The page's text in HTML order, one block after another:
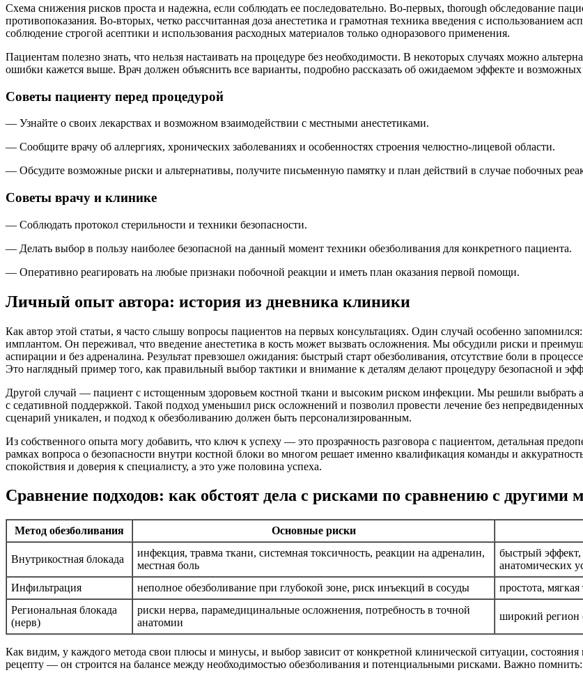
Схема снижения рисков проста и надежна, если соблюдать ее последовательно. Во-первых, thorough обследование
противопоказания. Во-вторых, четко рассчитанная доза анестетика и грамотная техника введения с использованием
соблюдение строгой асептики и использования расходных материалов только одноразового применения.
Пациентам полезно знать, что нельзя настаивать на процедуре без необходимости. В некоторых случаях можно
ошибки кажется выше. Врач должен объяснить все варианты, подробно рассказать об ожидаемом эффекте и
Советы пациенту перед процедурой
— Узнайте о своих лекарствах и возможном взаимодействии с местными анестетиками.
— Сообщите врачу об аллергиях, хронических заболеваниях и особенностях строения челюстно-лицевой области.
— Обсудите возможные риски и альтернативы, получите письменную памятку и план действий в случае побочных
Советы врачу и клинике
— Соблюдать протокол стерильности и техники безопасности.
— Делать выбор в пользу наиболее безопасной на данный момент техники обезболивания для конкретного пациента.
— Оперативно реагировать на любые признаки побочной реакции и иметь план оказания первой помощи.
Личный опыт автора: история из дневника клиники
Как автор этой статьи, я часто слышу вопросы пациентов на первых консультациях. Один случай особенно
имплантом. Он переживал, что введение анестетика в кость может вызвать осложнения. Мы обсудили риски и
аспирации и без адреналина. Результат превзошел ожидания: быстрый старт обезболивания, отсутствие боли в
Это наглядный пример того, как правильный выбор тактики и внимание к деталям делают процедуру безопасной и
Другой случай — пациент с истощенным здоровьем костной ткани и высоким риском инфекции. Мы решили выбрать
с седативной поддержкой. Такой подход уменьшил риск осложнений и позволил провести лечение без
сценарий уникален, и подход к обезболиванию должен быть персонализированным.
Из собственного опыта могу добавить, что ключ к успеху — это прозрачность разговора с пациентом, детальная
рамках вопроса о безопасности внутри костной блоки во многом решает именно квалификация команды и
спокойствия и доверия к специалисту, а это уже половина успеха.
Сравнение подходов: как обстоят дела с рисками по сравнению с другими
Метод обезболивания Основные риски
Внутрикостная блокада
инфекция, травма ткани, системная токсичность, реакции на адреналин,
местная боль
быстрый эффект,
анатомических
Инфильтрация
неполное обезболивание при глубокой зоне, риск инъекций в сосуды
простота,
Региональная блокада
(нерв)
риски нерва, парамедицинальные осложнения, потребность в точной
анатомии
широкий регион
Как видим, у каждого метода свои плюсы и минусы, и выбор зависит от конкретной клинической ситуации,
рецепту — он строится на балансе между необходимостью обезболивания и потенциальными рисками. Важно